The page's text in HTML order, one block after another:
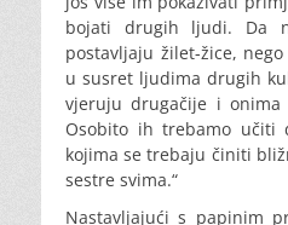
bojati drugih ljudi. Da
postavljaju žilet-žice,
u susret ljudima drugih
vjeruju drugačije i
Osobito ih trebamo učiti
kojima se trebaju činiti
sestre svima.“
Nastavljajući s papinim